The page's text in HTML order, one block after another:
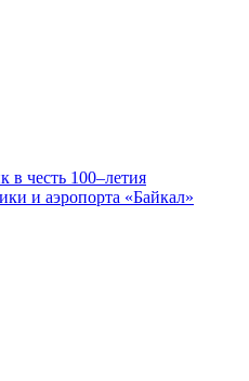
в честь 100–летия
и аэропорта «Байкал»